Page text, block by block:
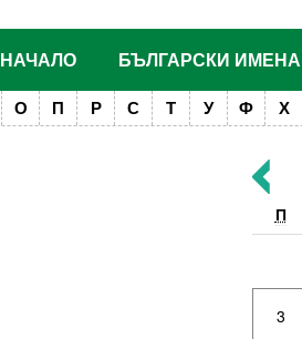
НАЧАЛО БЪЛГАРСКИ ИМЕНА
О П Р С Т У Ф Х
П
3